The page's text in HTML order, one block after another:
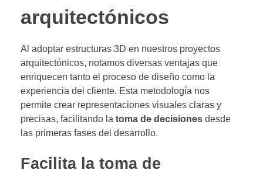
arquitectónicos
Al adoptar estructuras 3D en nuestros proyectos
arquitectónicos, notamos diversas ventajas que
enriquecen tanto el proceso de diseño como la
experiencia del cliente. Esta metodología nos
permite crear representaciones visuales claras y
precisas, facilitando la toma de decisiones desde
las primeras fases del desarrollo.
Facilita la toma de